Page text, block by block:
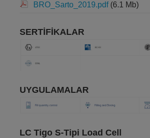
BRO_Sarto_2019.pdf(6.1 Mb)
SERTİFİKALAR
UYGULAMALAR
LC Tigo S-Tipi Load Cell